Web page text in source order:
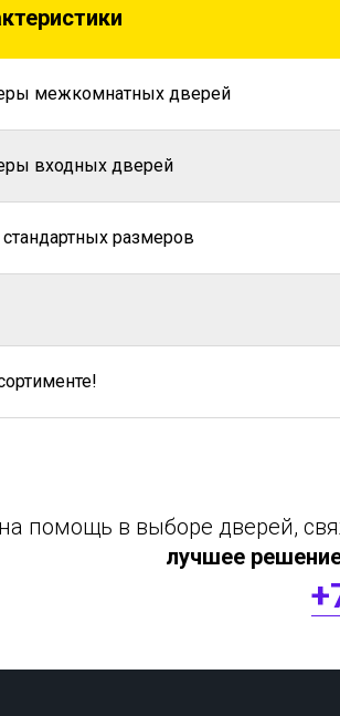
межкомнатных дверей
входных дверей
размеров
помощь в выборе дверей,
лучшее